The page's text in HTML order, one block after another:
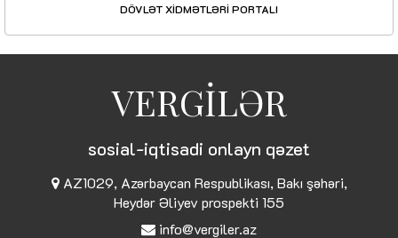
DÖVLƏT XİDMƏTLƏRİ PORTALI
VERGİLƏR
sosial-iqtisadi onlayn qəzet
AZ1029, Azərbaycan Respublikası, Bakı şəhəri,
Heydər Əliyev prospekti 155
info@vergiler.az